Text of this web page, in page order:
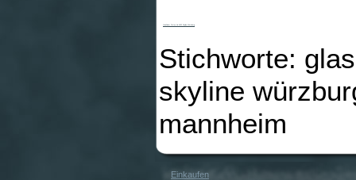
Stichworte:
skyline
mannheim
Einkaufen